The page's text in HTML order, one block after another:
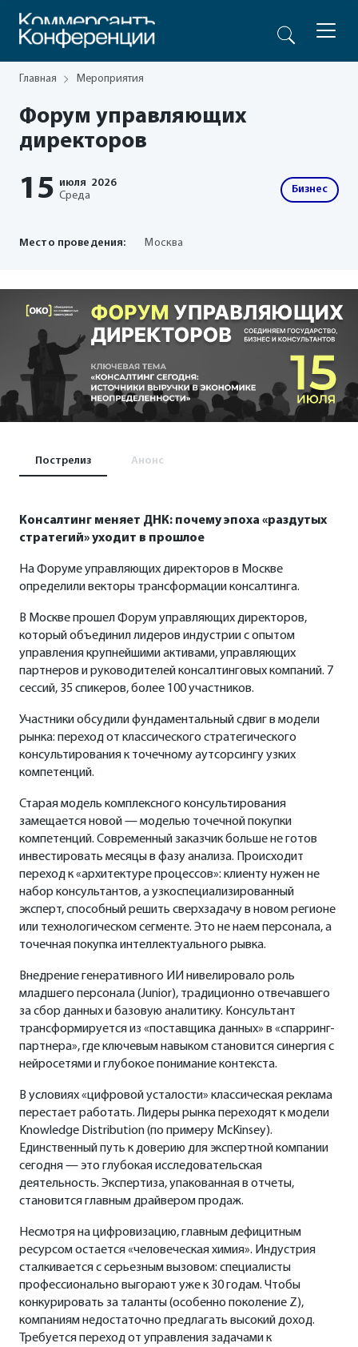
Главная Мероприятия
Форум управляющих
директоров
15 июля 2026
Среда
Бизнес
Место проведения: Москва
Пострелиз Анонс
Консалтинг меняет ДНК: почему эпоха «раздутых
стратегий» уходит в прошлое
На Форуме управляющих директоров в Москве
определили векторы трансформации консалтинга.
В Москве прошел Форум управляющих директоров,
который объединил лидеров индустрии с опытом
управления крупнейшими активами, управляющих
партнеров и руководителей консалтинговых компаний. 7
сессий, 35 спикеров, более 100 участников.
Участники обсудили фундаментальный сдвиг в модели
рынка: переход от классического стратегического
консультирования к точечному аутсорсингу узких
компетенций.
Старая модель комплексного консультирования
замещается новой — моделью точечной покупки
компетенций. Современный заказчик больше не готов
инвестировать месяцы в фазу анализа. Происходит
переход к «архитектуре процессов»: клиенту нужен не
набор консультантов, а узкоспециализированный
эксперт, способный решить сверхзадачу в новом регионе
или технологическом сегменте. Это не наем персонала, а
точечная покупка интеллектуального рывка.
Внедрение генеративного ИИ нивелировало роль
младшего персонала (Junior), традиционно отвечавшего
за сбор данных и базовую аналитику. Консультант
трансформируется из «поставщика данных» в «спарринг-
партнера», где ключевым навыком становится синергия с
нейросетями и глубокое понимание контекста.
В условиях «цифровой усталости» классическая реклама
перестает работать. Лидеры рынка переходят к модели
Knowledge Distribution (по примеру McKinsey).
Единственный путь к доверию для экспертной компании
сегодня — это глубокая исследовательская
деятельность. Экспертиза, упакованная в отчеты,
становится главным драйвером продаж.
Несмотря на цифровизацию, главным дефицитным
ресурсом остается «человеческая химия». Индустрия
сталкивается с серьезным вызовом: специалисты
профессионально выгорают уже к 30 годам. Чтобы
конкурировать за таланты (особенно поколение Z),
компаниям недостаточно предлагать высокий доход.
Требуется переход от управления задачами к